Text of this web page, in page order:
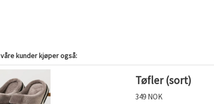
kunder kjøper også:
Tøfler (sort)
349 NOK